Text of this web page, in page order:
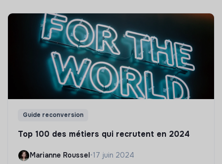
Guide reconversion
Top 100 des métiers qui recrutent en 2024
Marianne Roussel•17 juin 2024